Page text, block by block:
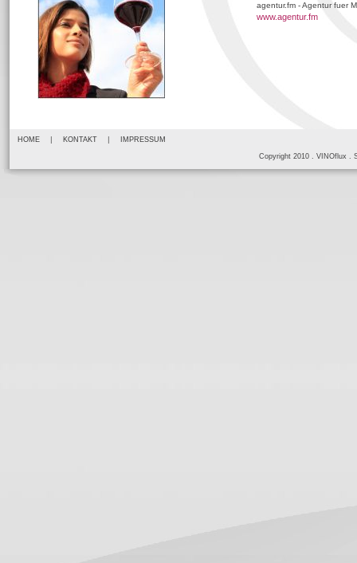
agentur.fm - Agentur fuer
www.agentur.fm
HOME | KONTAKT | IMPRESSUM
Copyright 2010 . VINOflux .